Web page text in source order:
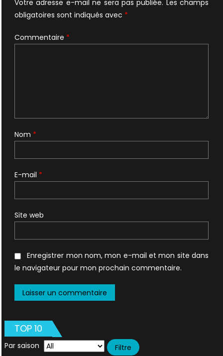
Votre adresse e-mail ne sera pas publiée. Les champs
obligatoires sont indiqués avec *
Commentaire *
Nom *
E-mail *
Site web
Enregistrer mon nom, mon e-mail et mon site dans
le navigateur pour mon prochain commentaire.
TOP 10
Par saison